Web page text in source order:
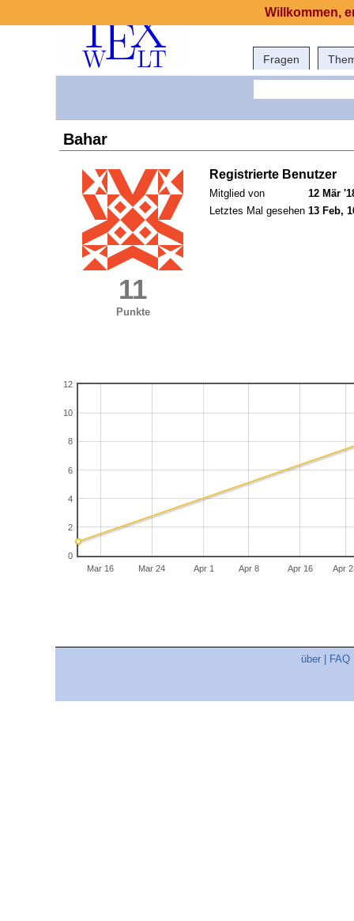
Fragen
Bahar
11
Punkte
Registrierte Benutzer
Mitglied von
12 Mär
Letztes Mal gesehen 13 Feb,
Mar 16 Mar 24 Apr 1 Apr 8 Apr 16 Apr
0
2
4
6
8
10
12
über FAQ
Willkommen,